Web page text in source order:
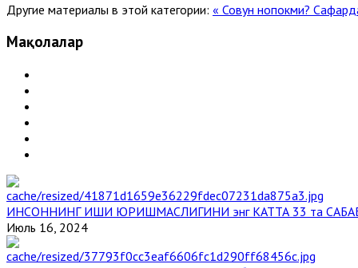
Другие материалы в этой категории: « Совун нопокми?
Мақолалар
ИНСОННИНГ ИШИ ЮРИШМАСЛИГИНИ энг КАТТА 33 та
Июль 16, 2024